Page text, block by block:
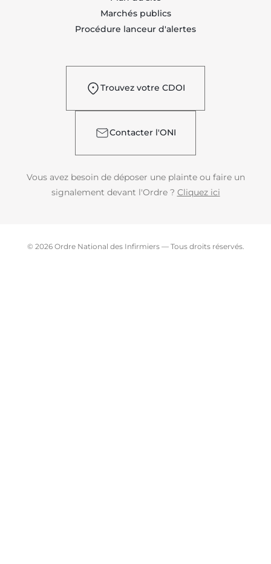
Marchés publics
Procédure lanceur d'alertes
Trouvez votre CDOI
Contacter l'ONI
Vous avez besoin de déposer une plainte ou faire un
signalement devant l'Ordre ? Cliquez ici
© 2026 Ordre National des Infirmiers — Tous droits réservés.